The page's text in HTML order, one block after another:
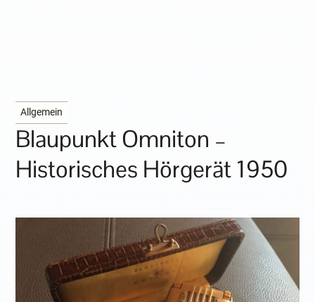
Allgemein
Blaupunkt Omniton –
Historisches Hörgerät 1950